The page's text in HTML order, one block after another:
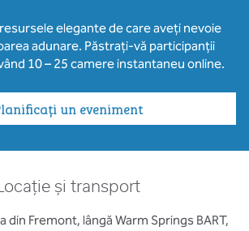
elegante de care aveți nevoie
adunare. Păstrați-vă participanții
10 – 25 camere instantaneu online.
un eveniment
și transport
din Fremont, lângă Warm Springs BART,